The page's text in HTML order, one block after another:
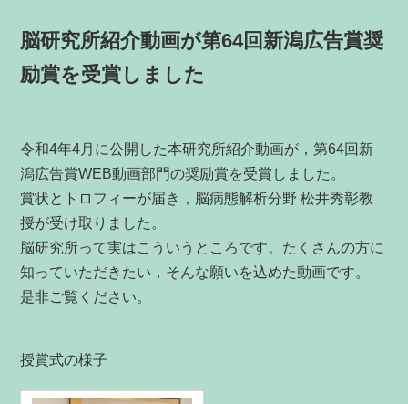
脳研究所紹介動画が第64回新潟広告賞奨
励賞を受賞しました
令和4年4月に公開した本研究所紹介動画が，第64回新
潟広告賞WEB動画部門の奨励賞を受賞しました。
賞状とトロフィーが届き，脳病態解析分野 松井秀彰教
授が受け取りました。
脳研究所って実はこういうところです。たくさんの方に
知っていただきたい，そんな願いを込めた動画です。
是非ご覧ください。
授賞式の様子